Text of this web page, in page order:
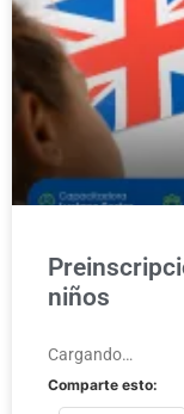
niños
Cargando…
Comparte esto: